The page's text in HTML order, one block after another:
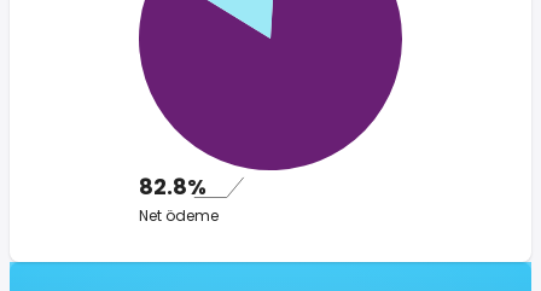
82.8%
Net ödeme